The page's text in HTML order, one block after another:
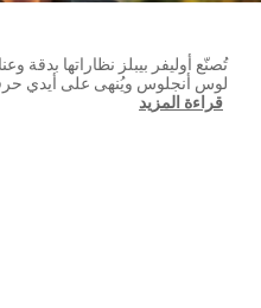
تُصنّع أوليفر بيبلز نظاراتها بدقة
لوس أنجلوس ويُنهى على أيدي
قراءة المزيد